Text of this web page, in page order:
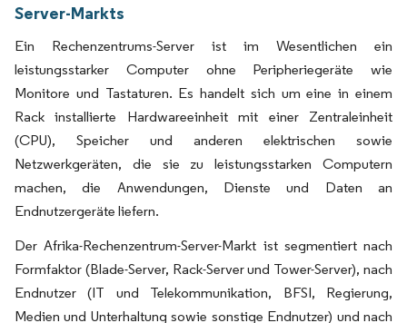
Server-Markts
Ein Rechenzentrums-Server ist im Wesentlichen ein
leistungsstarker Computer ohne Peripheriegeräte wie
Monitore und Tastaturen. Es handelt sich um eine in einem
Rack installierte Hardwareeinheit mit einer Zentraleinheit
(CPU), Speicher und anderen elektrischen sowie
Netzwerkgeräten, die sie zu leistungsstarken Computern
machen, die Anwendungen, Dienste und Daten an
Endnutzergeräte liefern.
Der Afrika-Rechenzentrum-Server-Markt ist segmentiert nach
Formfaktor (Blade-Server, Rack-Server und Tower-Server), nach
Endnutzer (IT und Telekommunikation, BFSI, Regierung,
Medien und Unterhaltung sowie sonstige Endnutzer) und nach